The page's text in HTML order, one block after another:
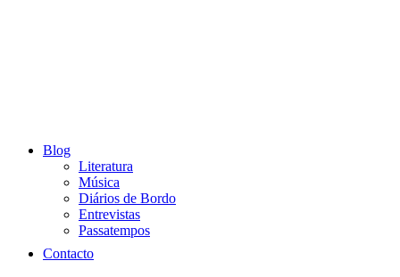
Blog
Literatura
Música
Diários de Bordo
Entrevistas
Passatempos
Contacto